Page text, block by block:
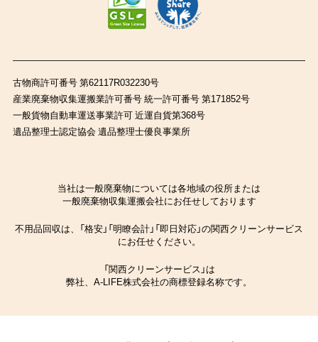
古物商許可番号 第62117R032230号
産業廃棄物収集運搬業許可番号 統一許可番号 第171852号
一般貨物自動車運送事業許可 近運自貨第368号
遺品整理士認定協会 遺品整理士優良事業所
当社は一般廃棄物については各地域の役所または
一般廃棄物収集運搬会社にお任せしております
不用品回収は、「格安」「明瞭会計」「即日対応」の関西クリーンサービス
にお任せください。
「関西クリーンサービス」は
弊社、A-LIFE株式会社の商標登録名称です。